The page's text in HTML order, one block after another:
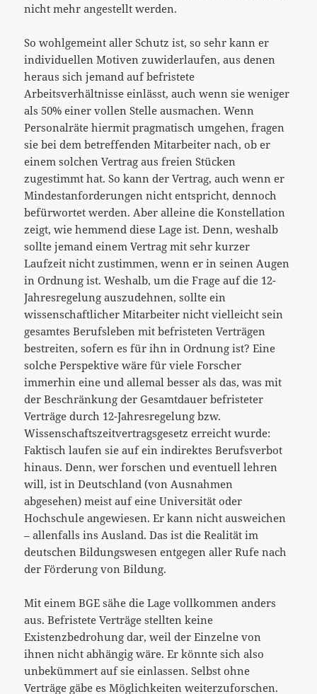
nicht mehr angestellt werden.
So wohlgemeint aller Schutz ist, so sehr kann er
individuellen Motiven zuwiderlaufen, aus denen
heraus sich jemand auf befristete
Arbeitsverhältnisse einlässt, auch wenn sie weniger
als 50% einer vollen Stelle ausmachen. Wenn
Personalräte hiermit pragmatisch umgehen, fragen
sie bei dem betreffenden Mitarbeiter nach, ob er
einem solchen Vertrag aus freien Stücken
zugestimmt hat. So kann der Vertrag, auch wenn er
Mindestanforderungen nicht entspricht, dennoch
befürwortet werden. Aber alleine die Konstellation
zeigt, wie hemmend diese Lage ist. Denn, weshalb
sollte jemand einem Vertrag mit sehr kurzer
Laufzeit nicht zustimmen, wenn er in seinen Augen
in Ordnung ist. Weshalb, um die Frage auf die 12-
Jahresregelung auszudehnen, sollte ein
wissenschaftlicher Mitarbeiter nicht vielleicht sein
gesamtes Berufsleben mit befristeten Verträgen
bestreiten, sofern es für ihn in Ordnung ist? Eine
solche Perspektive wäre für viele Forscher
immerhin eine und allemal besser als das, was mit
der Beschränkung der Gesamtdauer befristeter
Verträge durch 12-Jahresregelung bzw.
Wissenschaftszeitvertragsgesetz erreicht wurde:
Faktisch laufen sie auf ein indirektes Berufsverbot
hinaus. Denn, wer forschen und eventuell lehren
will, ist in Deutschland (von Ausnahmen
abgesehen) meist auf eine Universität oder
Hochschule angewiesen. Er kann nicht ausweichen
– allenfalls ins Ausland. Das ist die Realität im
deutschen Bildungswesen entgegen aller Rufe nach
der Förderung von Bildung.
Mit einem BGE sähe die Lage vollkommen anders
aus. Befristete Verträge stellten keine
Existenzbedrohung dar, weil der Einzelne von
ihnen nicht abhängig wäre. Er könnte sich also
unbekümmert auf sie einlassen. Selbst ohne
Verträge gäbe es Möglichkeiten weiterzuforschen.